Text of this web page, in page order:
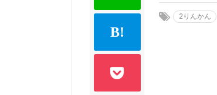
2りんかん